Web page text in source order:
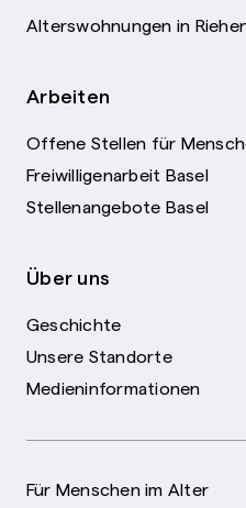
Alterswohnungen in
Arbeiten
Offene Stellen für
Freiwilligenarbeit Basel
Stellenangebote Basel
Über uns
Geschichte
Unsere Standorte
Medieninformationen
Für Menschen im Alter